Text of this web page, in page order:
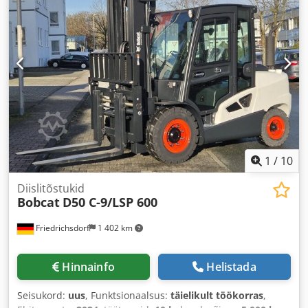
Elektro, ehituslaius:1 090 mm,
1 / 10
Friedrichsdorf 1 402 km
Diislitõstukid
Bobcat D50 C-9/LSP 600
Hinnainfo Helistada
Seisukord: uus, Funktsionaalsus: täielikult töökorras,